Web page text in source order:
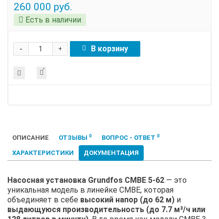
260 000 руб.
Есть в наличии
+
- В корзину
ОПИСАНИЕ ОТЗЫВЫ 0 ВОПРОС - ОТВЕТ 0
ХАРАКТЕРИСТИКИ ДОКУМЕНТАЦИЯ
Насосная установка Grundfos CMBE 5-62 — это
уникальная модель в линейке CMBE, которая
объединяет в себе высокий напор (до 62 м) и
выдающуюся производительность (до 7.7 м³/ч или